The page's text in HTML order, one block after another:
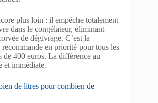
plus loin : il empêche totalement
dans le congélateur, éliminant
de dégivrage. C’est la
en priorité pour tous les
de 400 euros. La différence au
et immédiate.
de litres pour combien de